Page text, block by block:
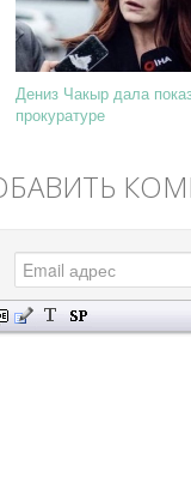
Дениз Чакыр дала
прокуратуре